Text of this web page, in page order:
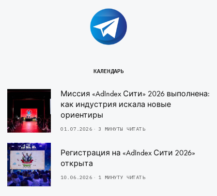
КАЛЕНДАРЬ
Миссия «AdIndex Сити» 2026 выполнена:
как индустрия искала новые
ориентиры
01.07.2026 3 МИНУТЫ ЧИТАТЬ
Регистрация на «AdIndex Сити 2026»
открыта
10.06.2026 1 МИНУТУ ЧИТАТЬ